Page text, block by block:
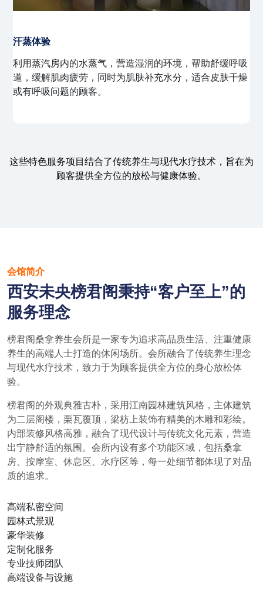
精油香薰桑拿
结合天然精油的香气与传统桑拿，通过蒸汽释放精油的芬
芳，舒缓身心，缓解压力，提升睡眠质量。
这些特色服务项目结合了传统养生与现代水疗技术，旨在为
顾客提供全方位的放松与健康体验。
会馆简介
西安未央榜君阁秉持“客户至上”的
服务理念
榜君阁桑拿养生会所是一家专为追求高品质生活、注重健康
养生的高端人士打造的休闲场所。会所融合了传统养生理念
与现代水疗技术，致力于为顾客提供全方位的身心放松体
验。
榜君阁的外观典雅古朴，采用江南园林建筑风格，主体建筑
为二层阁楼，栗瓦覆顶，梁枋上装饰有精美的木雕和彩绘。
内部装修风格高雅，融合了现代设计与传统文化元素，营造
出宁静舒适的氛围。会所内设有多个功能区域，包括桑拿
房、按摩室、休息区、水疗区等，每一处细节都体现了对品
质的追求。
高端私密空间
园林式景观
豪华装修
定制化服务
专业技师团队
高端设备与设施